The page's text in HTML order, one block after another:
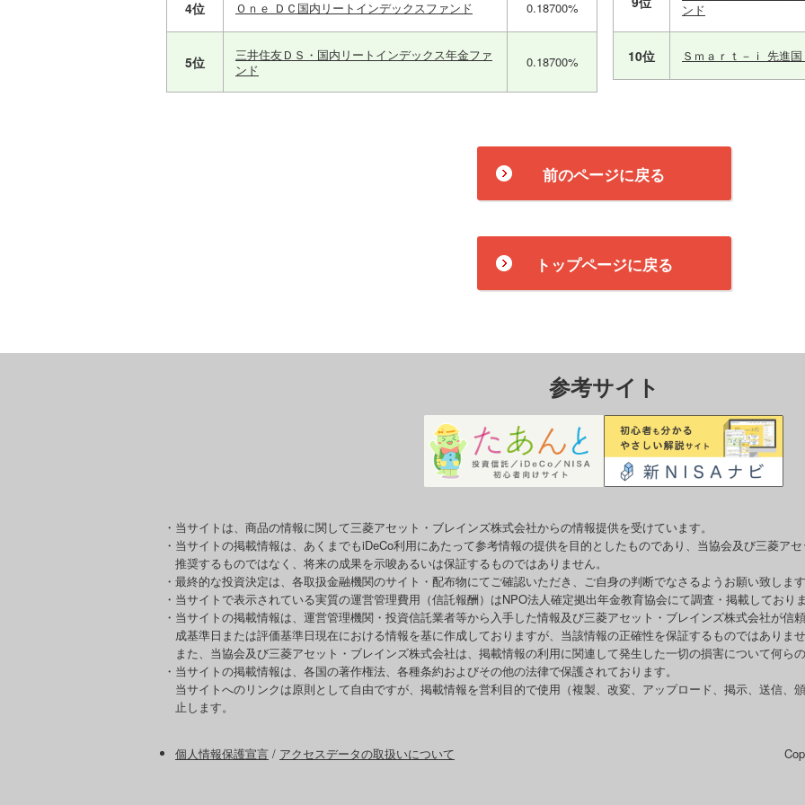
4位 Ｏｎｅ ＤＣ国内リートインデックスファンド 0.18700%
5位
三井住友ＤＳ・国内リートインデックス年金ファ
ンド
0.18700%
ンド
10位 Ｓｍａｒｔ－ｉ 先進
前のページに戻る
トップページに戻る
参考サイト
・当サイトは、商品の情報に関して三菱アセット・ブレインズ株式会社からの情報提供を受けています。
・当サイトの掲載情報は、あくまでもiDeCo利用にあたって参考情報の提供を目的としたものであり、当協会及び三菱ア
推奨するものではなく、将来の成果を示唆あるいは保証するものではありません。
・最終的な投資決定は、各取扱金融機関のサイト・配布物にてご確認いただき、ご自身の判断でなさるようお願い致します
・当サイトで表示されている実質の運営管理費用（信託報酬）はNPO法人確定拠出年金教育協会にて調査・掲載しておりま
・当サイトの掲載情報は、運営管理機関・投資信託業者等から入手した情報及び三菱アセット・ブレインズ株式会社が信
成基準日または評価基準日現在における情報を基に作成しておりますが、当該情報の正確性を保証するものではありませ
また、当協会及び三菱アセット・ブレインズ株式会社は、掲載情報の利用に関連して発生した一切の損害について何らの
・当サイトの掲載情報は、各国の著作権法、各種条約およびその他の法律で保護されております。
当サイトへのリンクは原則として自由ですが、掲載情報を営利目的で使用（複製、改変、アップロード、掲示、送信、
止します。
個人情報保護宣言 / アクセスデータの取扱いについて